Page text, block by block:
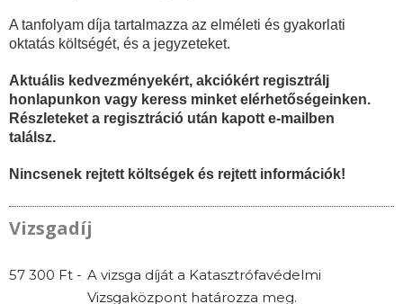
A tanfolyam díja tartalmazza az elméleti és gyakorlati
oktatás költségét, és a jegyzeteket.
Aktuális kedvezményekért, akciókért regisztrálj
honlapunkon vagy keress minket elérhetőségeinken.
Részleteket a regisztráció után kapott e-mailben
találsz.
Nincsenek rejtett költségek és rejtett információk!
Vizsgadíj
57 300 Ft - A vizsga díját a Katasztrófavédelmi
Vizsgaközpont határozza meg.